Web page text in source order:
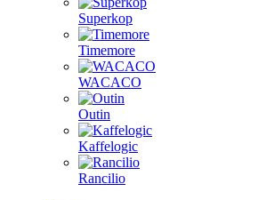
Superkop
Timemore
WACACO
Outin
Kaffelogic
Rancilio